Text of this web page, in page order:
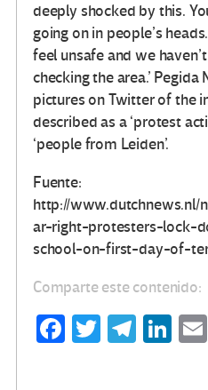
deeply shocked by this.
going on in people’s
feel unsafe and we
checking the area.’
pictures on Twitter of the
described as a ‘protest
‘people from Leiden’.
Fuente:
http://www.dutchnews.nl/
ar-right-protesters-lock-
school-on-first-day-of-
Comparte este contenido:
Fa T
Te Li